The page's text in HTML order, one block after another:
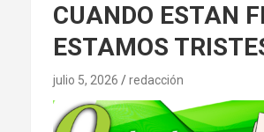
CUANDO ESTAN
ESTAMOS
julio 5, 2026 redacción